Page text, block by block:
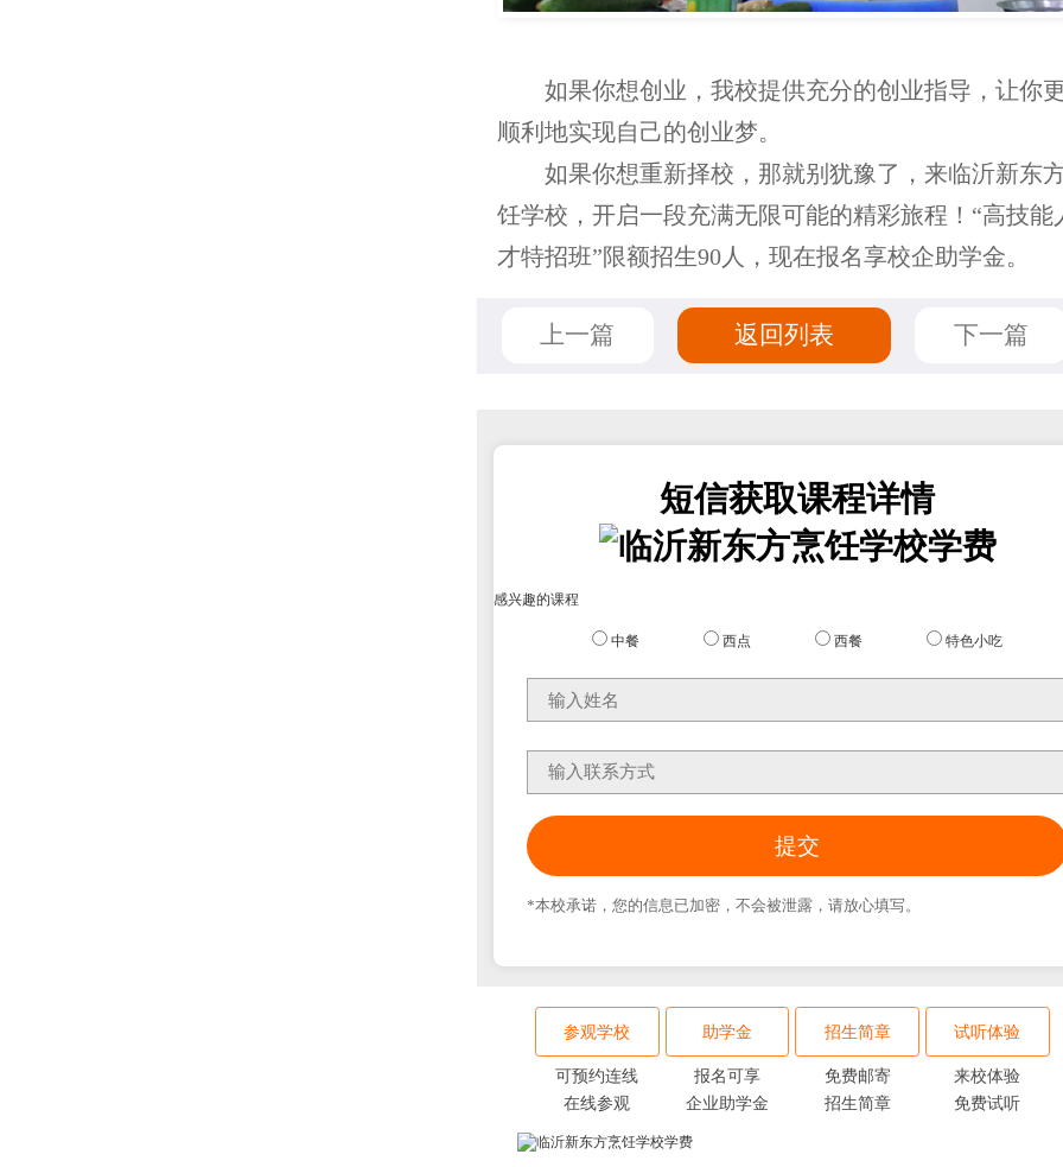
如果你想创业，我校提供充分的创业指导，让你
顺利地实现自己的创业梦。
如果你想重新择校，那就别犹豫了，来临沂新东
饪学校，开启一段充满无限可能的精彩旅程！“高技能
才特招班”限额招生90人，现在报名享校企助学金。
上一篇 返回列表 下一篇
短信获取课程详情
感兴趣的课程
中餐 西点 西餐 特色小吃
*本校承诺，您的信息已加密，不会被泄露，请放心填写。
参观学校
可预约连线
在线参观
助学金
报名可享
企业助学金
招生简章
免费邮寄
招生简章
试听体验
来校体验
免费试听